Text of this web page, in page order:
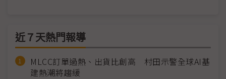
近７天熱門報導
MLCC訂單過熱、出貨比創高 村田示警全球AI基
建熱潮將趨緩